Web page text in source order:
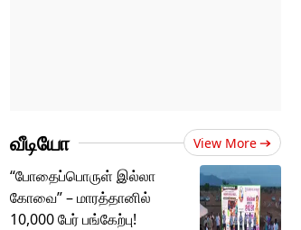
வீடியோ View More
“போதைப்பொருள் இல்லா
கோவை” – மாரத்தானில்
10,000 பேர் பங்கேற்பு!